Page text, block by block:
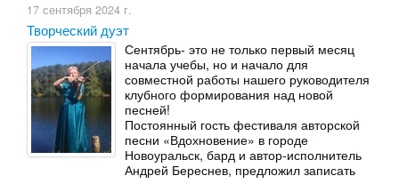
17 сентября 2024 г.
Творческий дуэт
Сентябрь- это не только первый месяц
начала учебы, но и начало для
совместной работы нашего руководителя
клубного формирования над новой
песней!
Постоянный гость фестиваля авторской
песни «Вдохновение» в городе
Новоуральск, бард и автор-исполнитель
Андрей Береснев, предложил записать